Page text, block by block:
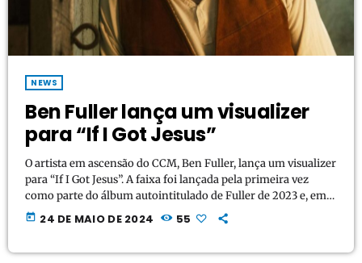
NEWS
Ben Fuller lança um visualizer
para “If I Got Jesus”
O artista em ascensão do CCM, Ben Fuller, lança um visualizer
para “If I Got Jesus”. A faixa foi lançada pela primeira vez
como parte do álbum autointitulado de Fuller de 2023 e, em
segundo lugar, como uma colaboração com a ex- finalista do
American Idol, Megan Danielle, em abril de 2024. A faixa
today 24 DE MAIO DE 2024 55